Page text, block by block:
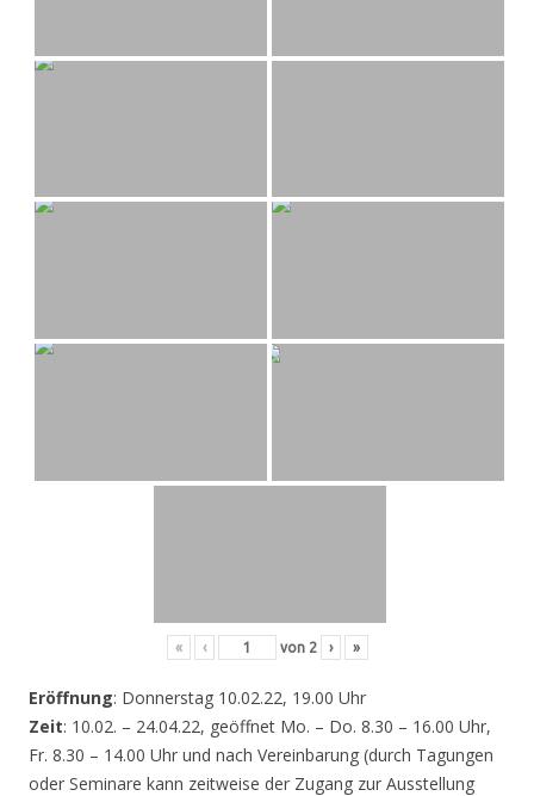
« ‹ von 2 › »
Eröffnung: Donnerstag 10.02.22, 19.00 Uhr
Zeit: 10.02. – 24.04.22, geöffnet Mo. – Do. 8.30 – 16.00 Uhr,
Fr. 8.30 – 14.00 Uhr und nach Vereinbarung (durch Tagungen
oder Seminare kann zeitweise der Zugang zur Ausstellung